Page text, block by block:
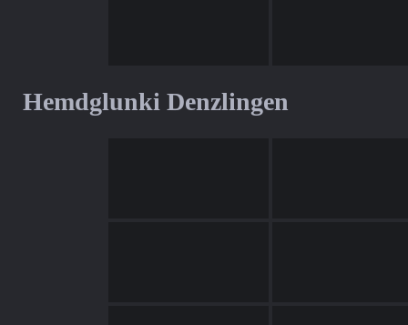
Hemdglunki Denzlingen